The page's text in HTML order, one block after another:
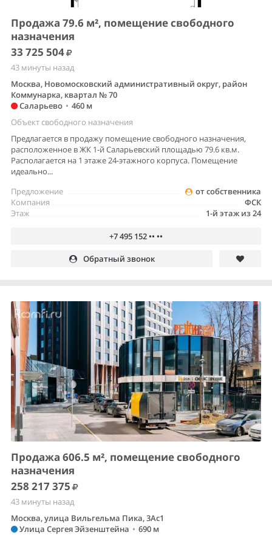
Продажа 79.6 м², помещение свободного
назначения
33 725 504
43 минуты назад
Москва, Новомосковский административный округ, район
Коммунарка, квартал № 70
Саларьево • 460 м
Объект свободного назначения
Предлагается в продажу помещение свободного назначения,
расположенное в ЖК 1-й Саларьевский площадью 79.6 кв.м.
Располагается на 1 этаже 24-этажного корпуса. Помещение
идеально...
от собственника
Предложение
ФСК
Компания
1-й этаж из 24
Этаж
+7 495 152 •• ••
Обратный звонок
Продажа 606.5 м², помещение свободного
назначения
258 217 375
43 минуты назад
Москва, улица Вильгельма Пика, 3Ас1
Улица Сергея Эйзенштейна • 690 м